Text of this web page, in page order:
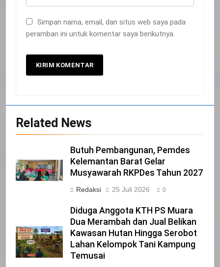
Simpan nama, email, dan situs web saya pada
peramban ini untuk komentar saya berikutnya.
Related News
Butuh Pembangunan, Pemdes
Kelemantan Barat Gelar
Musyawarah RKPDes Tahun 2027
Redaksi 25 Juli 2026 0
Diduga Anggota KTH PS Muara
Dua Merambah dan Jual Belikan
Kawasan Hutan Hingga Serobot
Lahan Kelompok Tani Kampung
Temusai
IKLAN
Iklan Pemerintah Kabupaten Siak
IKLAN
NORMAN SILITONGA CALEG DPRD
PROVINSI DKI JAKARTA
IKLAN